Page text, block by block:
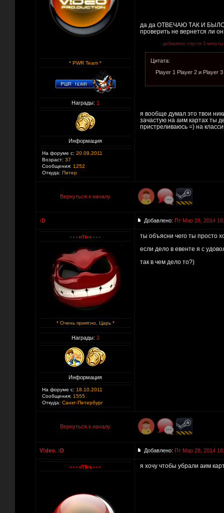
* PWR Team *
Награды: 1
Информация
На форуме с: 20.09.2011
Возраст: 37
Сообщения: 1252
Откуда: Питер
да да ОТВЕЧАЮ ТАК И
проверить не вернется ли
- добавлено спустя 3 минуты:
Цитата:
Player 1 Player 2 и Player 3
я вообще думал это твои
зачастую на аим картах ты
пристреливаюсь =) на
Вернуться к началу
:D Добавлено: Пт Мар 28, 2014
* Очень приятно, Царь *
Награды: 2
Информация
На форуме с: 18.10.2011
Сообщения: 1555
Откуда: Санкт-Петербург
ты объясни чего ты просто
если дело в евенте я с
так в чем дело то?)
Вернуться к началу
V!deo. :D Добавлено: Пт Мар 28, 2014
я хочу чтобы убрали аим